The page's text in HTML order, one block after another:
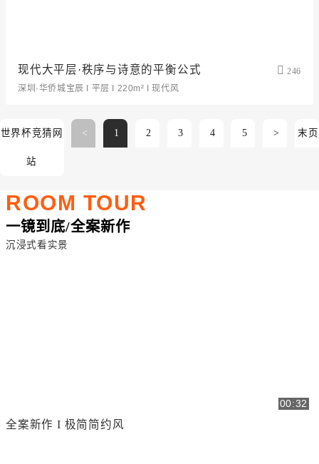
现代大平层·秩序与诗意的平衡公式
246
深圳·华侨城宝辰 I 平层 I 220m² I 现代风
世界杯竞猜网
站
< 1 2 3 4 5 > 末页
ROOM TOUR
一镜到底/全案新作
沉浸式看实景
00:32
全案新作 I 极简简约风